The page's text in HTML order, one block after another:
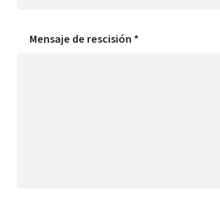
Mensaje de rescisión *